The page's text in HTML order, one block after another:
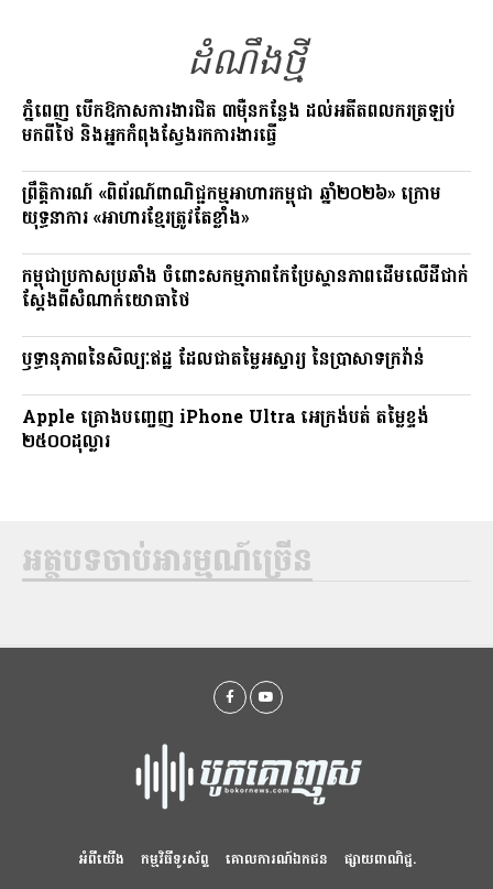
n
k
ដំណឹងថ្មី
ភ្នំពេញ បើកឱកាសការងារជិត ៣ម៉ឺនកន្លែង ដល់អតីតពលករត្រឡប់
មកពីថៃ និងអ្នកកំពុងស្វែងរកការងារធ្វើ
ព្រឹត្តិការណ៍ «ពិព័រណ៍ពាណិជ្ជកម្មអាហារកម្ពុជា ឆ្នាំ២០២៦» ក្រោម
យុទ្ធនាការ «អាហារខ្មែរត្រូវតែខ្លាំង»
កម្ពុជាប្រកាសប្រឆាំង ចំពោះសកម្មភាពកែប្រែស្ថានភាពដើមលើដីជាក់
ស្តែងពីសំណាក់យោធាថៃ
ឫទ្ធានុភាពនៃសិល្បៈឥដ្ឋ ដែលជាតម្លៃអស្ចារ្យ នៃប្រាសាទក្រវ៉ាន់
Apple គ្រោងបញ្ចេញ iPhone Ultra អេក្រង់បត់ តម្លៃខ្ទង់
២៥០០ដុល្លារ
អត្ថបទចាប់អារម្មណ៍ច្រើន
អំពីយើង កម្មវិធីទូរស័ព្ទ គោលការណ៍ឯកជន
ផ្សាយពាណិជ្ជ.